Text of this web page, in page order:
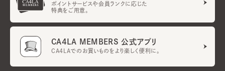
ポイントサービスや会員ランクに応じた
特典をご用意。
CA4LA MEMBERS 公式アプリ
CA4LAでのお買いものをより楽しく便利に。